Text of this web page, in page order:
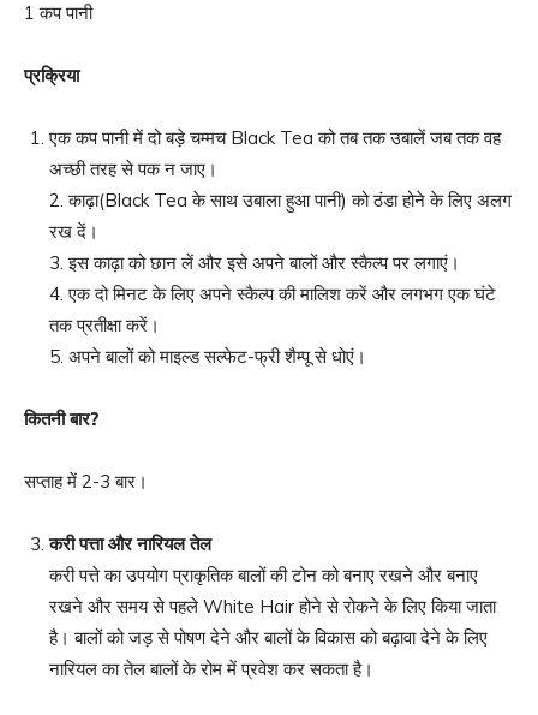
1 कप पानी
प्रक्रिया
एक कप पानी में दो बड़े चम्मच Black Tea को तब तक उबालें जब तक वह
अच्छी तरह से पक न जाए।
2. काढ़ा(Black Tea के साथ उबाला हुआ पानी) को ठंडा होने के लिए अलग
रख दें।
3. इस काढ़ा को छान लें और इसे अपने बालों और स्कैल्प पर लगाएं।
4. एक दो मिनट के लिए अपने स्कैल्प की मालिश करें और लगभग एक घंटे
तक प्रतीक्षा करें।
5. अपने बालों को माइल्ड सल्फेट-फ्री शैम्पू से धोएं।
कितनी बार?
सप्ताह में 2-3 बार।
करी पत्ता और नारियल तेल
करी पत्ते का उपयोग प्राकृतिक बालों की टोन को बनाए रखने और बनाए
रखने और समय से पहले White Hair होने से रोकने के लिए किया जाता
है। बालों को जड़ से पोषण देने और बालों के विकास को बढ़ावा देने के लिए
नारियल का तेल बालों के रोम में प्रवेश कर सकता है।